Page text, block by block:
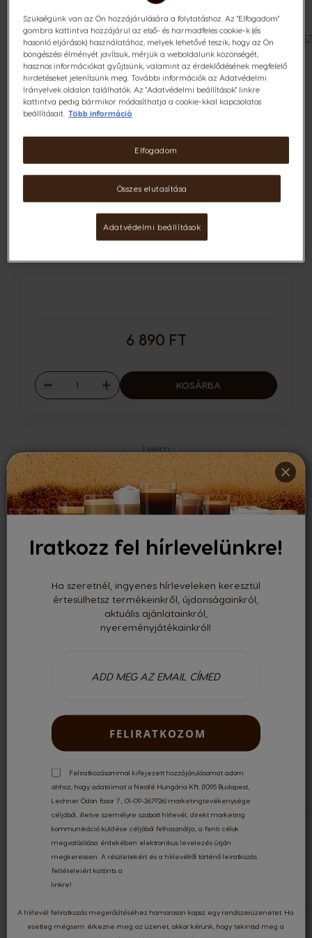
ÖSSZES FOLYÉKONY VÍZKŐTELENÍTŐ KÁVÉS
Nyitva
1 elem
Pozició
NESCAFÉ® Dolce Gusto® termosz -
6 890 FT
Csökkentés
Mennyiség
Növelés
KOSÁRBA
1 elem
×
Iratkozz fel hírlevelünkre!
Ha szeretnél, ingyenes hírleveleken keresztül
értesülhetsz termékeinkről, újdonságainkról,
aktuális ajánlatainkról,
nyereményjátékainkról!
FELIRATKOZOM
Feliratkozásommal kifejezett hozzájárulásomat adom
ahhoz, hogy adataimat a Nestlé Hungária Kft. (1095 Budapest,
Lechner Ödön fasor 7., 01-09-267926) marketingtevékenysége
céljából, illetve személyre szabott hírlevél, direkt marketing
kommunikáció küldése céljából felhasználja, a fenti célok
megvalósítása érdekében elektronikus levelezés útján
megkeressen. A részletekért és a hírlevélről történő leiratkozás
feltételeiért kattints a
linkre!
A hírlevél feliratkozás megerősítéséhez hamarosan kapsz egy rendszerüzenetet. Ha
esetleg mégsem érkezne meg az üzenet, akkor kérünk, hogy tekintsd meg a
KÜLÖNLEGES AJÁNLATOK
Iratkozz fel hírlevelünkre, hogy elsőként értesülj
Kezdőlap Kiegészítők Termoszok
Szükségünk van az Ön hozzájárulására a folytatáshoz. Az "Elfogadom"
gombra kattintva hozzájárul az első- és harmadfeles cookie-k (és
hasonló eljárások) használatához, melyek lehetővé teszik, hogy az Ön
böngészési élményét javítsuk, mérjük a weboldalunk közönségét,
hasznos információkat gyűjtsünk, valamint az érdeklődésének megfelelő
hirdetéseket jelenítsünk meg. További információk az Adatvédelmi
Irányelvek oldalon találhatók. Az "Adatvédelmi beállítások" linkre
kattintva pedig bármikor módosíthatja a cookie-kkal kapcsolatos
beállításait.
Több információ
Összes elutasítása
Elfogadom
Adatvédelmi beállítások